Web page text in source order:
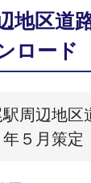
地区道
ロード
周辺地区
５月策定